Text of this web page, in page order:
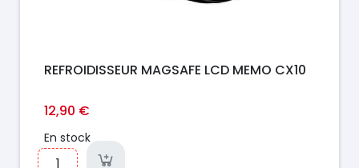
REFROIDISSEUR MAGSAFE LCD MEMO CX10
12,90 €
En stock